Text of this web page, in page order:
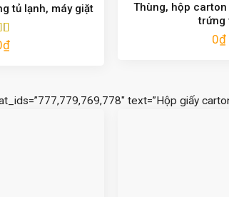
tủ lạnh, máy giặt
₫
Thùng, hộp
trứng
0₫
text=”Hộp giấy